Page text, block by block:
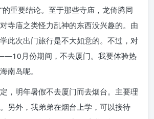
的重要结论。至于那些寺庙，龙倚腾同
寺庙之类怪力乱神的东西没兴趣的。由
此次出门旅行是不大如意的。不过，对
月份期间，不去厦门。我要体验热
南岛呢。
，明年暑假不去厦门而去烟台。主要理
另外，我弟弟在烟台上学，可以接待